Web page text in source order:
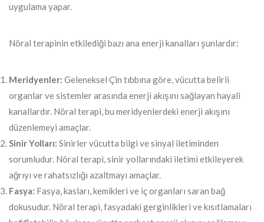
uygulama yapar.
Nöral terapinin etkilediği bazı ana enerji kanalları şunlardır:
Meridyenler: Geleneksel Çin tıbbına göre, vücutta belirli
organlar ve sistemler arasında enerji akışını sağlayan hayali
kanallardır. Nöral terapi, bu meridyenlerdeki enerji akışını
düzenlemeyi amaçlar.
Sinir Yolları: Sinirler vücutta bilgi ve sinyal iletiminden
sorumludur. Nöral terapi, sinir yollarındaki iletimi etkileyerek
ağrıyı ve rahatsızlığı azaltmayı amaçlar.
Fasya: Fasya, kasları, kemikleri ve iç organları saran bağ
dokusudur. Nöral terapi, fasyadaki gerginlikleri ve kısıtlamaları